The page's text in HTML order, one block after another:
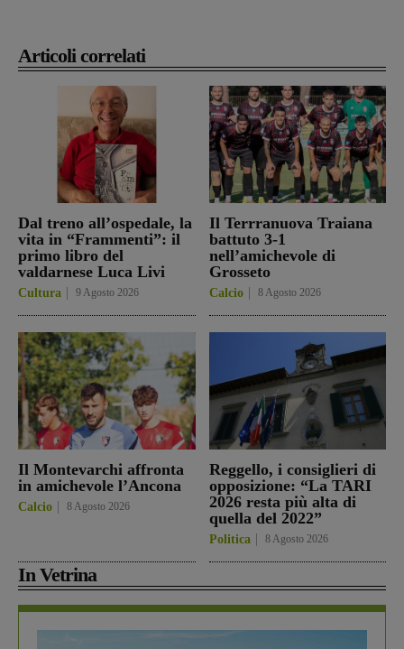
Articoli correlati
Dal treno all’ospedale, la
vita in “Frammenti”: il
primo libro del
valdarnese Luca Livi
Cultura 9 Agosto 2026
Il Terrranuova Traiana
battuto 3-1
nell’amichevole di
Grosseto
Calcio 8 Agosto 2026
Il Montevarchi affronta
in amichevole l’Ancona
Calcio 8 Agosto 2026
Reggello, i consiglieri di
opposizione: “La TARI
2026 resta più alta di
quella del 2022”
Politica 8 Agosto 2026
In Vetrina